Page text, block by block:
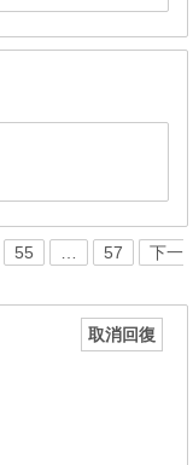
55 57
下一
取消回復